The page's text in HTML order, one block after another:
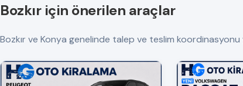
Bozkır için önerilen araçlar
Bozkır ve Konya genelinde talep ve teslim koordinasyonu